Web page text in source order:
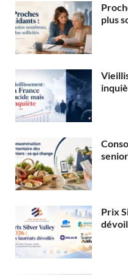
plus
Prix